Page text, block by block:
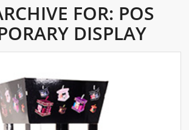
FOR: POS
DISPLAY